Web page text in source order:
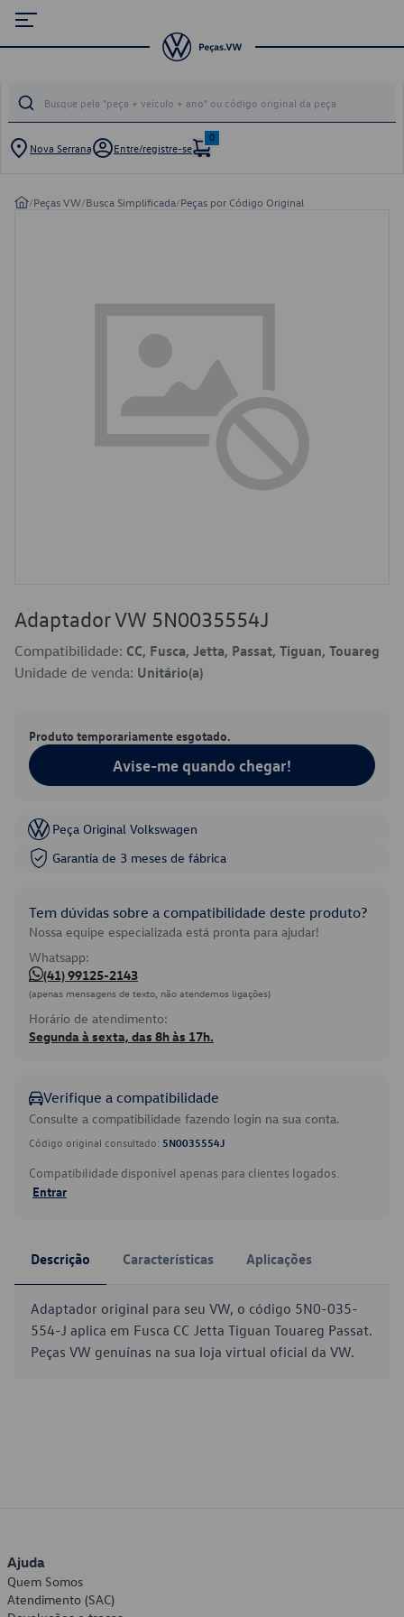
Nova Serrana Entre/registre-se
0
/Peças VW/Busca Simplificada/Peças por Código Original
Adaptador VW 5N0035554J
Compatibilidade: CC, Fusca, Jetta, Passat, Tiguan, Touareg
Unidade de venda: Unitário(a)
Produto temporariamente esgotado.
Avise-me quando chegar!
Peça Original Volkswagen
Garantia de 3 meses de fábrica
Tem dúvidas sobre a compatibilidade deste produto?
Nossa equipe especializada está pronta para ajudar!
Whatsapp:
(41) 99125-2143
(apenas mensagens de texto, não atendemos ligações)
Horário de atendimento:
Segunda à sexta, das 8h às 17h.
Verifique a compatibilidade
Consulte a compatibilidade fazendo login na sua conta.
Código original consultado: 5N0035554J
Compatibilidade disponível apenas para clientes logados.
Entrar
Descrição Características Aplicações
Adaptador original para seu VW, o código 5N0-035-
554-J aplica em Fusca CC Jetta Tiguan Touareg Passat.
Peças VW genuínas na sua loja virtual oficial da VW.
Ajuda
Quem Somos
Atendimento (SAC)